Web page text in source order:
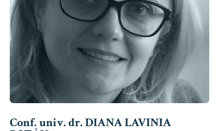
Conf. univ. dr. DIANA LAVINIA